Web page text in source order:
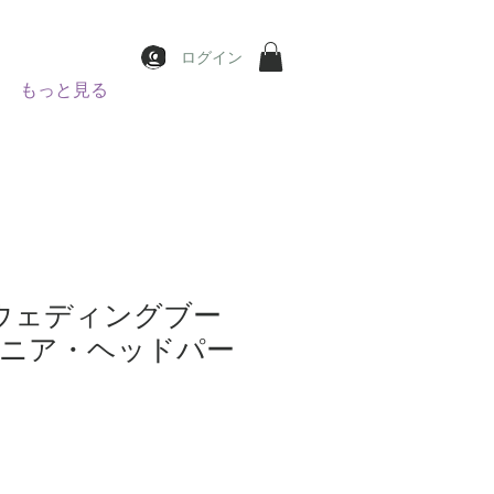
もっと見る
ログイン
ェディングブー
ア・ヘッドパー